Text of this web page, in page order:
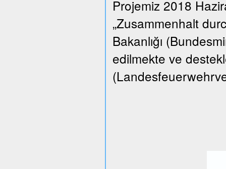
Projemiz 2018
„Zusammenhalt
Bakanlığı
edilmekte ve